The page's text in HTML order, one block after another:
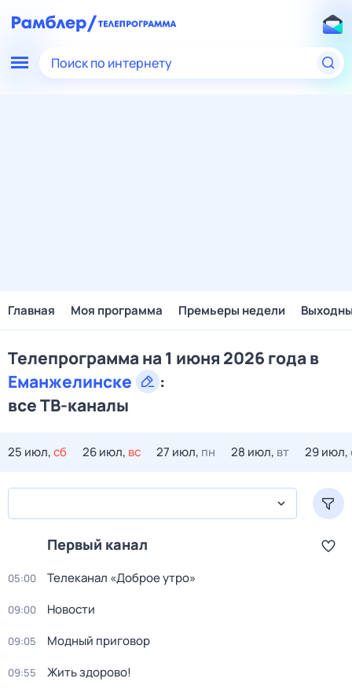
Поиск по интернету
Главная Моя программа Премьеры недели
Телепрограмма на 1 июня 2026 года в
Еманжелинске
:
все ТВ-каналы
25 июл,сб 26 июл, вс 27 июл, пн 28 июл, вт 29 июл,
Первый канал
05:00 Телеканал «Доброе утро»
09:00 Новости
09:05 Модный приговор
09:55 Жить здорово!